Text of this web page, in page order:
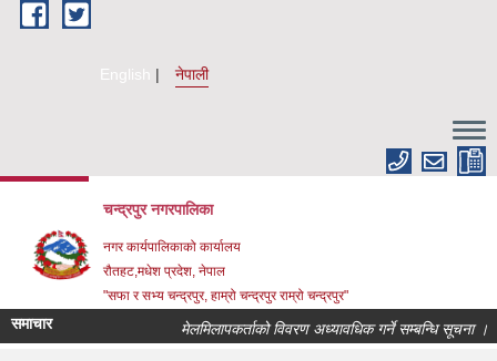
Skip to main content
English नेपाली
चन्द्रपुर नगरपालिका
नगर कार्यपालिकाको कार्यालय
रौतहट,मधेश प्रदेश, नेपाल
"सफा र सभ्य चन्द्रपुर, हाम्रो चन्द्रपुर राम्रो चन्द्रपुर"
समाचार मेलमिलापकर्ताको विवरण अध्यावधिक गर्ने सम्बन्धि सूचना ।